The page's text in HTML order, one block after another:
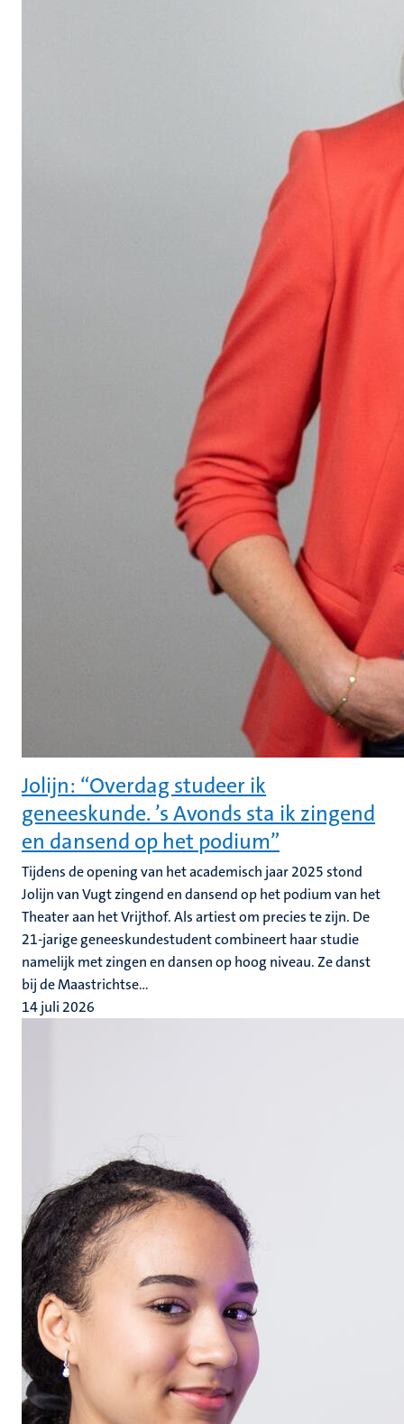
Jolijn: “Overdag studeer ik
geneeskunde. ’s Avonds sta ik zingend
en dansend op het podium”
Tijdens de opening van het academisch jaar 2025 stond
Jolijn van Vugt zingend en dansend op het podium van het
Theater aan het Vrijthof. Als artiest om precies te zijn. De
21-jarige geneeskundestudent combineert haar studie
namelijk met zingen en dansen op hoog niveau. Ze danst
bij de Maastrichtse...
14 juli 2026